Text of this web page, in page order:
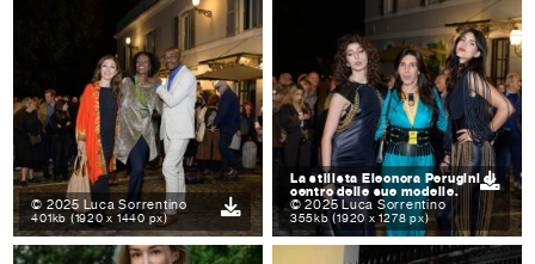
© 2025 Luca Sorrentino
401kb (1920 x 1440 px)
La stilista Eleonora Perugini al
centro delle sue modelle.
© 2025 Luca Sorrentino
355kb (1920 x 1278 px)